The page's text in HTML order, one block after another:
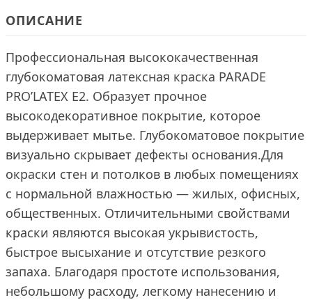
ОПИСАНИЕ
Профессиональная высококачественная
глубокоматовая латексная краска PARADE
PRO’LATEX E2. Образует прочное
высокодекоративное покрытие, которое
выдерживает мытье. Глубокоматовое покрытие
визуально скрывает дефекты основания.Для
окраски стен и потолков в любых помещениях
с нормальной влажностью — жилых, офисных,
общественных. Отличительными свойствами
краски являются высокая укрывистость,
быстрое высыхание и отсутствие резкого
запаха. Благодаря простоте использования,
небольшому расходу, легкому нанесению и